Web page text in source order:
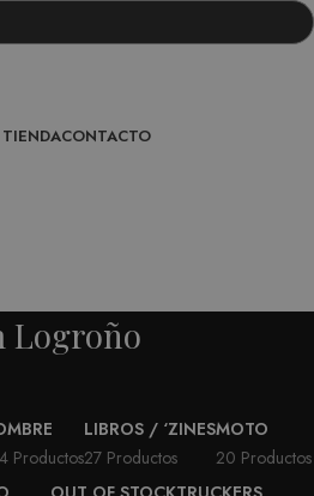
CONTACTO
Logroño
Productos
LIBROS / ‘ZINES
27 Productos
MOTO
20 Productos